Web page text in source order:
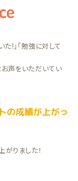
!」「勉強に対して
声をいただいてい
の成績が上がっ
がりました！